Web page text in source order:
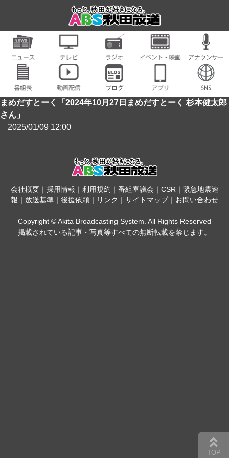
まめだすとーく「2024年10月27日まめだすとーく 杉本健太郎
さん」
2025/01/09 12:00
会社概要｜ 採用情報 ｜ 利用規約 ｜ 番組審議会 ｜ CSR｜ 緊急地震速
報 ｜ 放送基準 ｜ 後援依頼 ｜ リンク ｜ サイトマップ｜ お問い合わせ
Copyright © Akita Broadcasting System. All Rights Reserved
掲載されている記事・写真等すべての無断転載を禁じます。